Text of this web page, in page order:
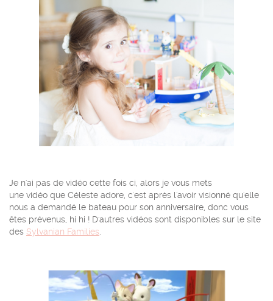
Je n'ai pas de vidéo cette fois ci, alors je vous mets
une vidéo que Céleste adore, c'est après l'avoir visionné qu'elle
nous a demandé le bateau pour son anniversaire, donc vous
êtes prévenus, hi hi ! D'autres vidéos sont disponibles sur le site
des Sylvanian Families.